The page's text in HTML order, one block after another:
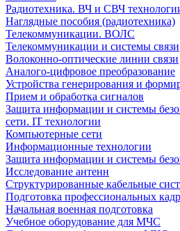
Радиотехника. ВЧ и СВЧ
Наглядные пособия (радиотехника)
Телекоммуникации. ВОЛС
Телекоммуникации и системы связи
Волоконно-оптические линии связи
Аналого-цифровое преобразование
Устройства генерирования и
Прием и обработка сигналов
Защита информации и системы
сети. IT технологии
Компьютерные сети
Информационные технологии
Защита информации и системы
Исследование антенн
Структурированные кабельные
Подготовка профессиональных
Начальная военная подготовка
Учебное оборудование для МЧС